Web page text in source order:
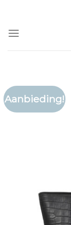
inhoud
Aanbieding!